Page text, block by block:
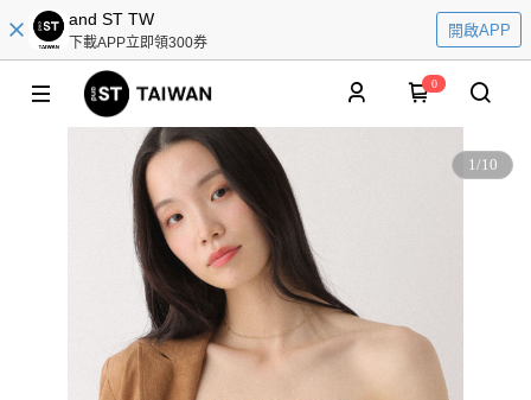
and ST TW
下載APP立即領300券
開啟APP
0
1/10